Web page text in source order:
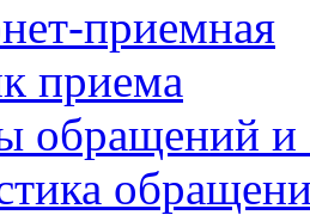
приемная
приема
обращений и